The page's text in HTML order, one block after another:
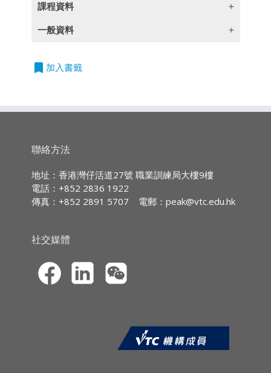
課程資料
基本概念
支持線與阻力線
通道
時數: 3小時
課程報名
(https://cpe.vtc.edu.hk/en
上報名系統繳付學費。學院只處理填寫完
整報名資料及已繳費的申請。
身份證 / 護照 / 旅行證件、或有效的來港
就讀之簽證 / 進入許可。只需顯示中英文
全名及相片，務必遮蔽其他個人資料*。
一般資料
授課語言
持續專業進修
IA CPD Hours:
3
MPFA Non-core CPD Hours:
HKMA ECF CPD Hours 3
bookmark 加入書籤
聯絡方法
地址：香港灣仔活道27號 職業訓練局大樓9樓
電話：+852 2836 1922
傳真：+852 2891 5707
電郵： peak@vtc.edu.hk
社交媒體